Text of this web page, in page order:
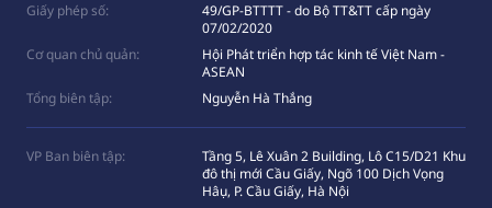
Giấy phép số:
49/GP-BTTTT - do Bộ TT&TT cấp ngày
07/02/2020
Cơ quan chủ quản:
Hội Phát triển hợp tác kinh tế Việt Nam -
ASEAN
Tổng biên tập:
Nguyễn Hà Thắng
VP Ban biên tập:
Tầng 5, Lê Xuân 2 Building, Lô C15/D21 Khu
đô thị mới Cầu Giấy, Ngõ 100 Dịch Vọng
Hâụ, P. Cầu Giấy, Hà Nội